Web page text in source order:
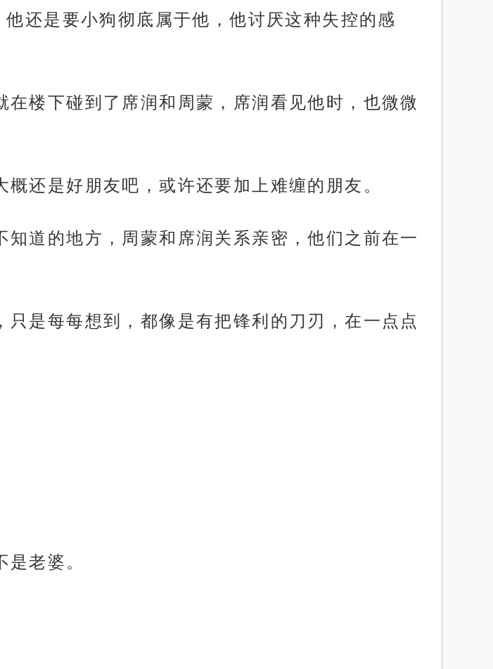
还是要小狗彻底属于他，他讨厌这种失控的感
楼下碰到了席润和周蒙，席润看见他时，也微微
还是好朋友吧，或许还要加上难缠的朋友。
道的地方，周蒙和席润关系亲密，他们之前在一
是每每想到，都像是有把锋利的刀刃，在一点点
老婆。